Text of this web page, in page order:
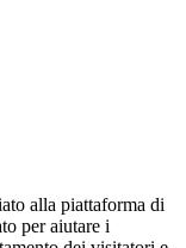
alla piattaforma di
per aiutare i